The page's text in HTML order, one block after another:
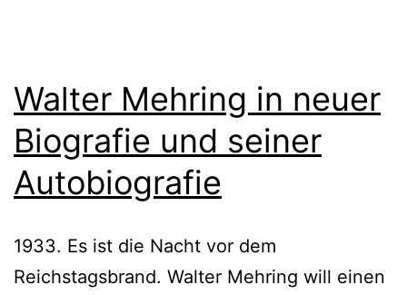
Walter Mehring in neuer
Biografie und seiner
Autobiografie
1933. Es ist die Nacht vor dem
Reichstagsbrand. Walter Mehring will einen